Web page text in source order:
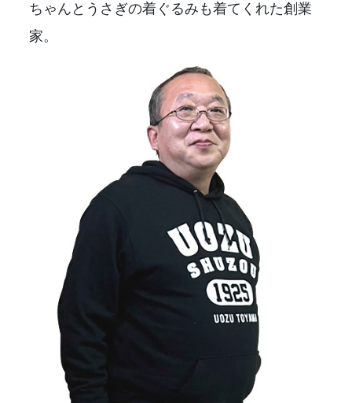
ちゃんとうさぎの着ぐるみも着てくれた創業
家。